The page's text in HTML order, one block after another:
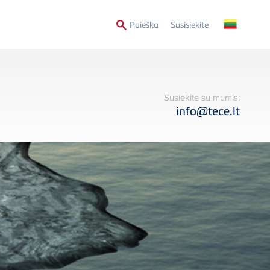
Paieška Secondary
Susisiekite
Susiekite su mumis:
info@tece.lt